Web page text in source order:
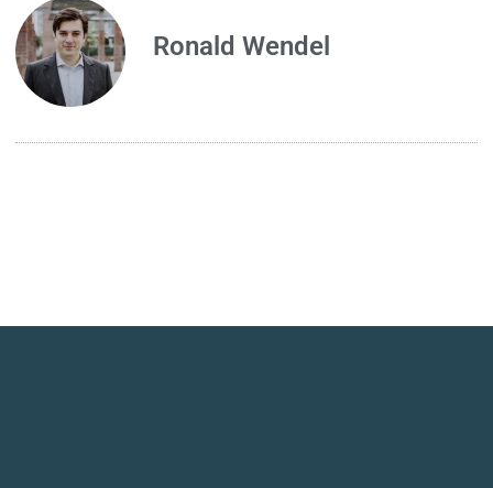
Ronald Wendel